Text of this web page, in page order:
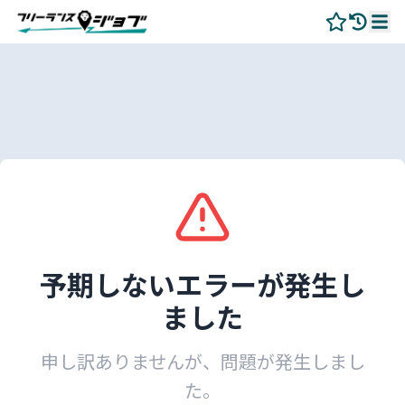
予期しないエラーが発生し
ました
申し訳ありませんが、問題が発生しまし
た。